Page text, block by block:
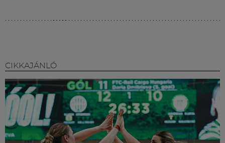
CIKKAJÁNLÓ